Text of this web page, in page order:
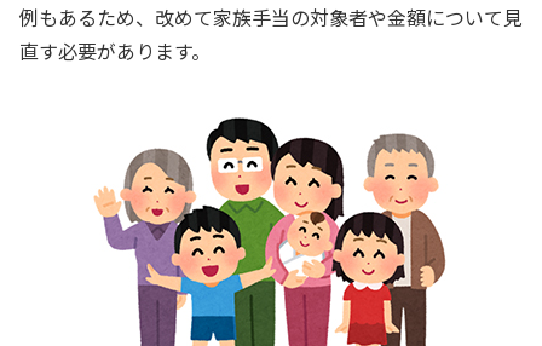
例もあるため、改めて家族手当の対象者や金額について見
直す必要があります。